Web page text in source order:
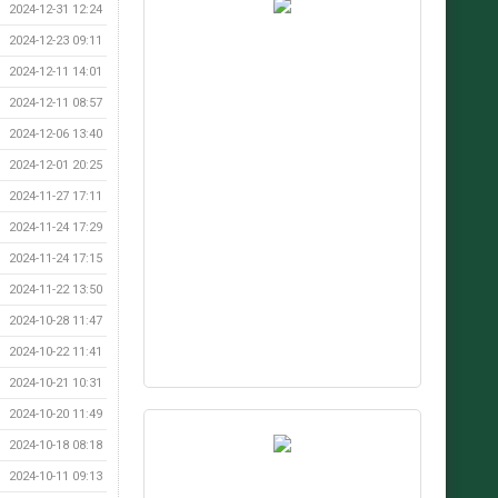
2024-12-31 12:24
2024-12-23 09:11
2024-12-11 14:01
2024-12-11 08:57
2024-12-06 13:40
2024-12-01 20:25
2024-11-27 17:11
2024-11-24 17:29
2024-11-24 17:15
2024-11-22 13:50
2024-10-28 11:47
2024-10-22 11:41
2024-10-21 10:31
2024-10-20 11:49
2024-10-18 08:18
2024-10-11 09:13